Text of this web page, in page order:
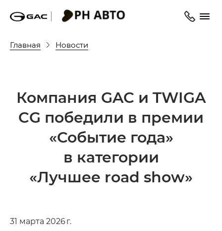
Главная Новости
Компания GAC и TWIGA
CG победили в премии
«Событие года»
в категории
«Лучшее road show»
31 марта 2026 г.